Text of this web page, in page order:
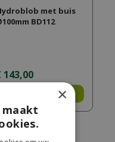
met buis
BD112
143,00
×
maakt